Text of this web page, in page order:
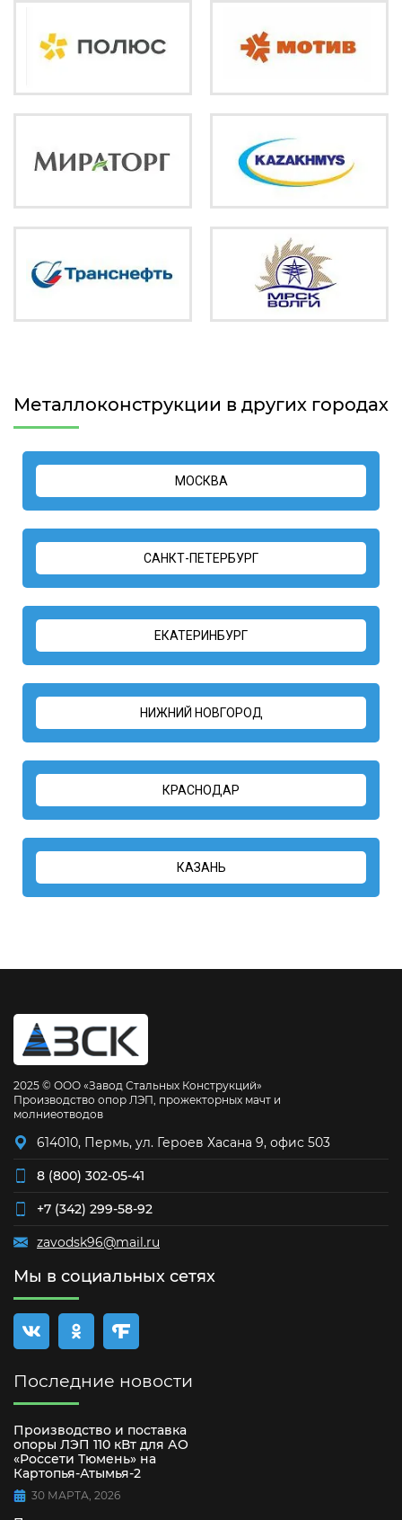
Металлоконструкции в других городах
МОСКВА
САНКТ-ПЕТЕРБУРГ
ЕКАТЕРИНБУРГ
НИЖНИЙ НОВГОРОД
КРАСНОДАР
КАЗАНЬ
2025 © ООО «Завод Стальных Конструкций»
Производство опор ЛЭП, прожекторных мачт и
молниеотводов
614010, Пермь, ул. Героев Хасана 9, офис 503
8 (800) 302-05-41
+7 (342) 299-58-92
zavodsk96@mail.ru
Мы в социальных сетях
Последние новости
Производство и поставка
опоры ЛЭП 110 кВт для АО
«Россети Тюмень» на
Картопья-Атымья-2
30 МАРТА, 2026